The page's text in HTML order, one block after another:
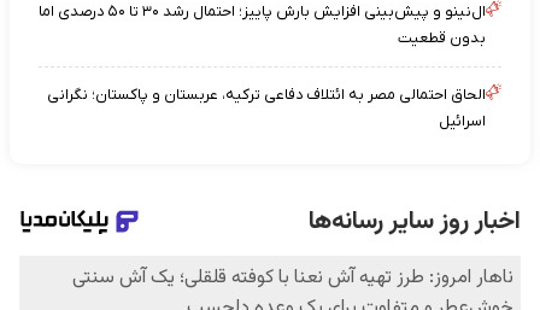
ال‌نینو و پیش‌بینی افزایش بارش پاییز؛ احتمال رشد ۳۰ تا ۵۰ درصدی اما
بدون قطعیت
الحاق احتمالی مصر به ائتلاف دفاعی ترکیه، عربستان و پاکستان؛ نگرانی
اسرائیل